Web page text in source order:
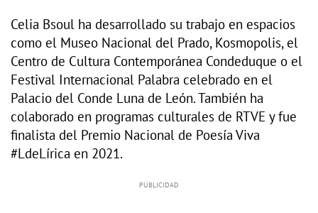
Celia Bsoul ha desarrollado su trabajo en espacios
como el Museo Nacional del Prado, Kosmopolis, el
Centro de Cultura Contemporánea Condeduque o el
Festival Internacional Palabra celebrado en el
Palacio del Conde Luna de León. También ha
colaborado en programas culturales de RTVE y fue
finalista del Premio Nacional de Poesía Viva
#LdeLírica en 2021.